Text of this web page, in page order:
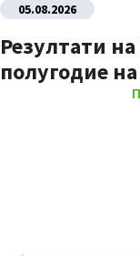
05.08.2026
Резултати
полугодие